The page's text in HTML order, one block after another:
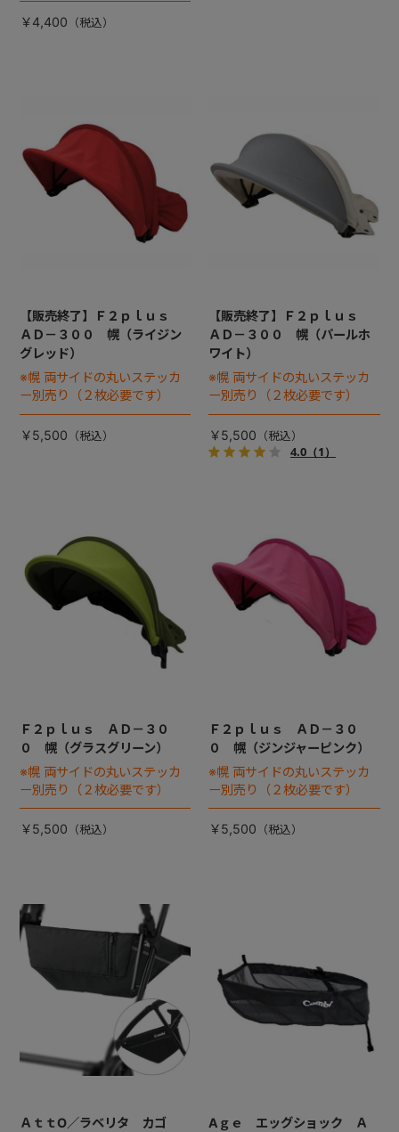
￥4,400
【販売終了】Ｆ２ｐｌｕｓ
ＡＤ－３００ 幌（ライジン
グレッド）
※幌 両サイドの丸いステッカ
ー別売り（２枚必要です）
￥5,500
【販売終了】Ｆ２ｐｌｕｓ
ＡＤ－３００ 幌（パールホ
ワイト）
※幌 両サイドの丸いステッカ
ー別売り（２枚必要です）
￥5,500
4.0（1）
Ｆ２ｐｌｕｓ ＡＤ－３０
０ 幌（グラスグリーン）
※幌 両サイドの丸いステッカ
ー別売り（２枚必要です）
￥5,500
Ｆ２ｐｌｕｓ ＡＤ－３０
０ 幌（ジンジャーピンク）
※幌 両サイドの丸いステッカ
ー別売り（２枚必要です）
￥5,500
ＡｔｔO／ラベリタ カゴ
Aｇｅ エッグショック Ａ